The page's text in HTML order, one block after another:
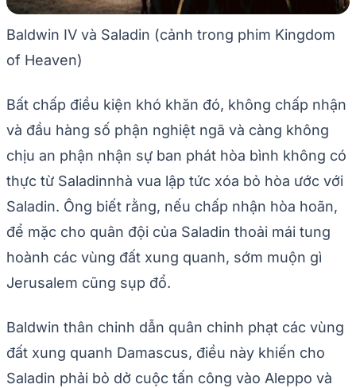
Baldwin IV và Saladin (cảnh trong phim Kingdom
of Heaven)
Bất chấp điều kiện khó khăn đó, không chấp nhận
và đầu hàng số phận nghiệt ngã và càng không
chịu an phận nhận sự ban phát hòa bình không có
thực từ Saladinnhà vua lập tức xóa bỏ hòa ước với
Saladin. Ông biết rằng, nếu chấp nhận hòa hoãn,
để mặc cho quân đội của Saladin thoải mái tung
hoành các vùng đất xung quanh, sớm muộn gì
Jerusalem cũng sụp đổ.
Baldwin thân chinh dẫn quân chinh phạt các vùng
đất xung quanh Damascus, điều này khiến cho
Saladin phải bỏ dở cuộc tấn công vào Aleppo và